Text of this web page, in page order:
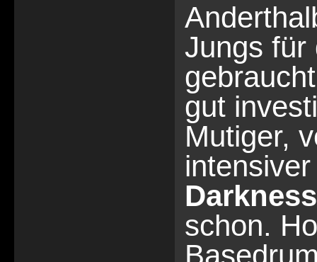
Jungs für
gut
Mutiger,
schon.